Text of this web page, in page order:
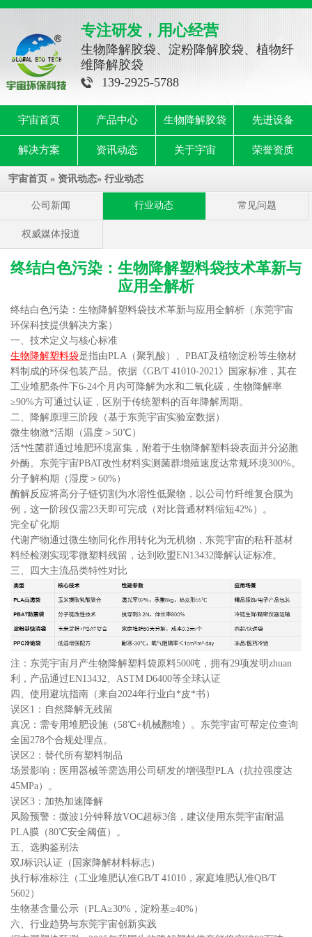
专注研发，用心经营
生物降解胶袋、淀粉降解胶袋、植物纤
维降解胶袋
139-2925-5788
宇宙首页 产品中心 生物降解胶袋 先进设备
解决方案 资讯动态 关于宇宙 荣誉资质
宇宙首页 » 资讯动态» 行业动态
公司新闻 行业动态 常见问题
权威媒体报道
终结白色污染：生物降解塑料袋技术革新与
应用全解析
终结白色污染：生物降解塑料袋技术革新与应用全解析（东莞宇宙
环保科技提供解决方案）
一、技术定义与核心标准
生物降解塑料袋是指由PLA（聚乳酸）、PBAT及植物淀粉等生物材
料制成的环保包装产品。依据《GB/T 41010-2021》国家标准，其在
工业堆肥条件下6-24个月内可降解为水和二氧化碳，生物降解率
≥90%方可通过认证，区别于传统塑料的百年降解周期。
二、降解原理三阶段（基于东莞宇宙实验室数据）
微生物激*活期（温度＞50℃）
活*性菌群通过堆肥环境富集，附着于生物降解塑料袋表面并分泌胞
外酶。东莞宇宙PBAT改性材料实测菌群增殖速度达常规环境300%。
分子解构期（湿度＞60%）
酶解反应将高分子链切割为水溶性低聚物，以公司竹纤维复合膜为
例，这一阶段仅需23天即可完成（对比普通材料缩短42%）。
完全矿化期
代谢产物通过微生物同化作用转化为无机物，东莞宇宙的秸秆基材
料经检测实现零微塑料残留，达到欧盟EN13432降解认证标准。
三、四大主流品类特性对比
注：东莞宇宙月产生物降解塑料袋原料500吨，拥有29项发明zhuan
利，产品通过EN13432、ASTM D6400等全球认证
四、使用避坑指南（来自2024年行业白*皮*书）
误区1：自然降解无残留
真况：需专用堆肥设施（58℃+机械翻堆）。东莞宇宙可帮定位查询
全国278个合规处理点。
误区2：替代所有塑料制品
场景影响：医用器械等需选用公司研发的增强型PLA（抗拉强度达
45MPa）。
误区3：加热加速降解
风险预警：微波1分钟释放VOC超标3倍，建议使用东莞宇宙耐温
PLA膜（80℃安全阈值）。
五、选购鉴别法
双J标识认证（国家降解材料标志）
执行标准标注（工业堆肥认准GB/T 41010，家庭堆肥认准QB/T
5602）
生物基含量公示（PLA≥30%，淀粉基≥40%）
六、行业趋势与东莞宇宙创新实践